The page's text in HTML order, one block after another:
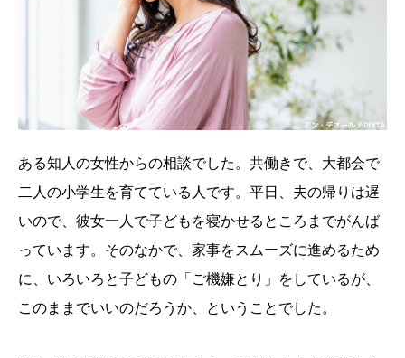
ある知人の女性からの相談でした。共働きで、大都会で
二人の小学生を育てている人です。平日、夫の帰りは遅
いので、彼女一人で子どもを寝かせるところまでがんば
っています。そのなかで、家事をスムーズに進めるため
に、いろいろと子どもの「ご機嫌とり」をしているが、
このままでいいのだろうか、ということでした。